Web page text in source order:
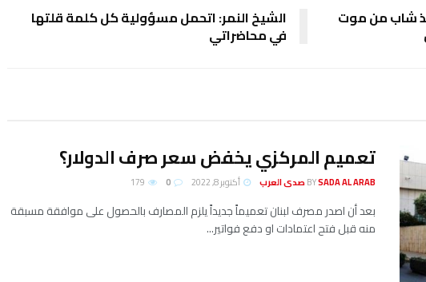
شاب من موت الشيخ النمر: اتحمل مسؤولية كل كلمة قلتها
في محاضراتي
تعميم المركزي يخفض سعر صرف الدولار؟
BYSADA AL ARAB صدى العرب أكتوبر 8, 2022
بعد أن اصدر مصرف لبنان تعميماً جديداً يلزم المصارف بالحصول على موافقة مسبقة
منه قبل فتح اعتمادات او دفع فواتير...